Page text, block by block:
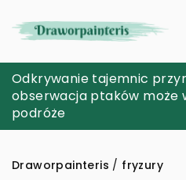
Jak sztuczna inteligencja
zarządzanie łańcuchem
Odkrywanie tajemnic
obserwacja ptaków może
podróże
Poradnik użytkownika: jak
baterię do e-papierosa?
Draworpainteris / fryzury